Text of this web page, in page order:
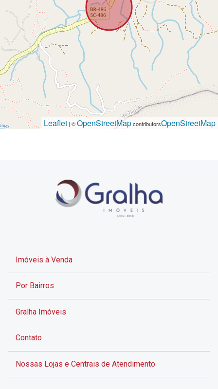
Leaflet | ©OpenStreetMapcontributorsOpenStreetMap
Imóveis à Venda
Por Bairros
Gralha Imóveis
Contato
Nossas Lojas e Centrais de Atendimento